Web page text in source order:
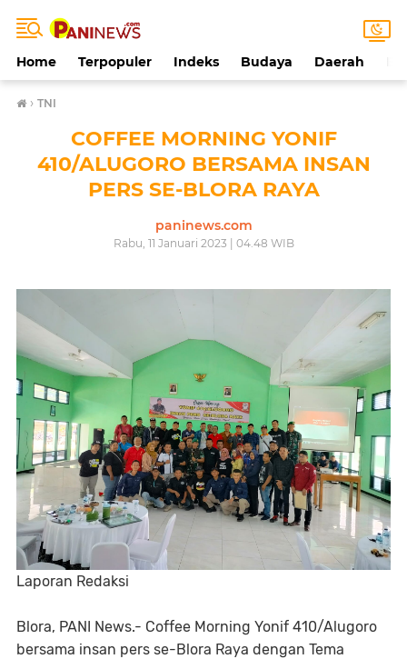
Home Terpopuler Indeks Budaya Daerah
› TNI
COFFEE MORNING YONIF
410/ALUGORO BERSAMA INSAN
PERS SE-BLORA RAYA
paninews.com
Rabu, 11 Januari 2023 | 04.48 WIB
Laporan Redaksi
Blora, PANI News.- Coffee Morning Yonif 410/Alugoro
bersama insan pers se-Blora Raya dengan Tema